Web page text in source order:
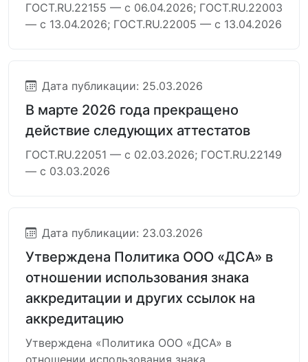
ГОСТ.RU.22155 — с 06.04.2026; ГОСТ.RU.22003
— с 13.04.2026; ГОСТ.RU.22005 — с 13.04.2026
Дата публикации: 25.03.2026
В марте 2026 года прекращено
действие следующих аттестатов
ГОСТ.RU.22051 — с 02.03.2026; ГОСТ.RU.22149
— с 03.03.2026
Дата публикации: 23.03.2026
Утверждена Политика ООО «ДСА» в
отношении использования знака
аккредитации и других ссылок на
аккредитацию
Утверждена «Политика ООО «ДСА» в
отношении использования знака